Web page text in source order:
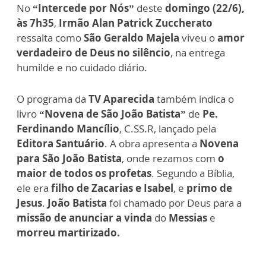
No“Intercede por Nós” deste domingo (22/6),
às 7h35, Irmão Alan Patrick Zuccherato
ressalta comoSão Geraldo Majela viveu oamor
verdadeiro de Deus no silêncio, na entrega
humilde e no cuidado diário.
O programa da TV Aparecida também indica o
livro“Novena de São João Batista” de Pe.
Ferdinando Mancílio, C.SS.R, lançado pela
Editora Santuário. A obra apresenta a Novena
para São João Batista, onde rezamos com o
maior de todos os profetas. Segundo a Bíblia,
ele era filho de Zacarias e Isabel, e primo de
Jesus. João Batista foi chamado por Deus para a
missão de anunciar a vinda do Messias e
morreu martirizado.